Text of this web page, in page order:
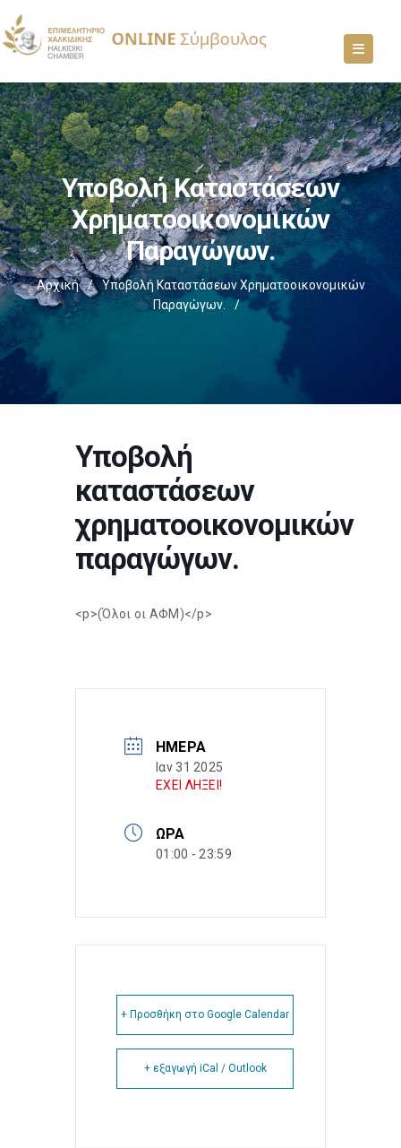
Υποβολή Καταστάσεων
Χρηματοοικονομικών
Παραγώγων.
Αρχική /
Υποβολή Καταστάσεων Χρηματοοικονομικών
Παραγώγων.
/
Υποβολή
καταστάσεων
χρηματοοικονομικών
παραγώγων.
<p>(Όλοι οι ΑΦΜ)</p>
ΗΜΈΡΑ
Ιαν 31 2025
ΕΧΕΙ ΛΗΞΕΙ!
ΏΡΑ
01:00 - 23:59
+ Προσθήκη στο Google Calendar
+ εξαγωγή iCal / Outlook